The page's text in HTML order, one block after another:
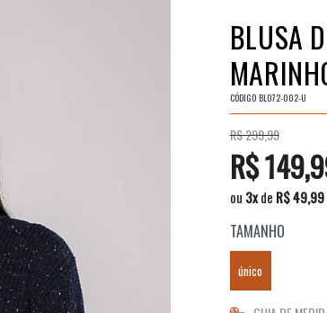
BLUSA
CÓDIGO BL072-002-U
R$ 299,99
R$
ou 3xde R$ 49,99
TAMANHO
único